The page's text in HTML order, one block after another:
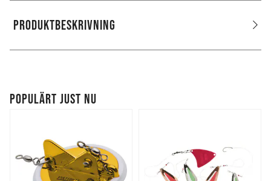
PRODUKTBESKRIVNING
POPULÄRT JUST NU